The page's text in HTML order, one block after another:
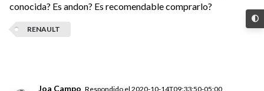
conocida? Es andon? Es recomendable comprarlo?
RENAULT
Joa Campo Respondido el2020-10-14T09:33:50-05:00